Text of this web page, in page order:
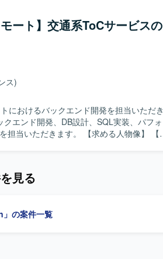
。途中で離脱せず、プロジェクト完了まで
信会社向け
の実践的な経験を積むことができます。詳
流から下流までのスキルを磨いていただ
実装を行っていただきます。コンテナとし
トを実施いたします。
ート】交通系ToCサービスの
ス)
におけるバックエンド開発を担当いただき
。 【求める人物像】 【ポ
見る
」の案件一覧